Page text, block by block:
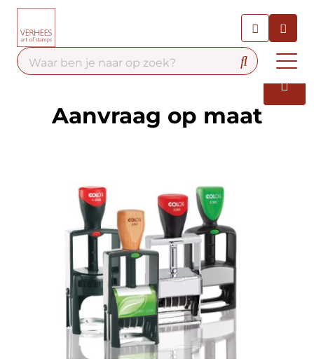
voor hulp
Contact
Aanvraag op maat